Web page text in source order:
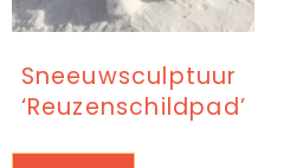
Sneeuwsculptuur
‘Reuzenschildpad’